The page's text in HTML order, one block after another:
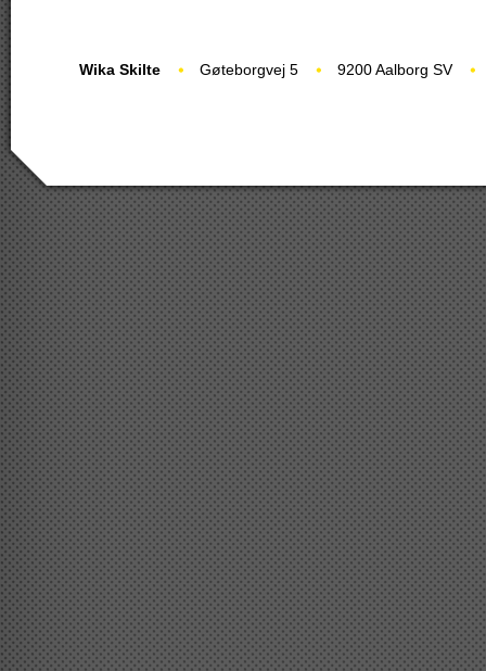
Wika Skilte Gøteborgvej 5 9200 Aalborg SV